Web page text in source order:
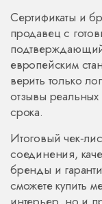
Сертификаты и
продавец с
европейским
верить только
отзывы реальных
срока.
Итоговый
соединения,
бренды и
сможете купить